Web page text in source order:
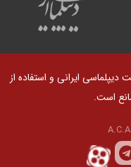
ایرانی و استفاده از
است.